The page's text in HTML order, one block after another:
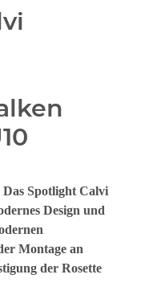
Spotlight Calvi
Design und
Montage an
der Rosette